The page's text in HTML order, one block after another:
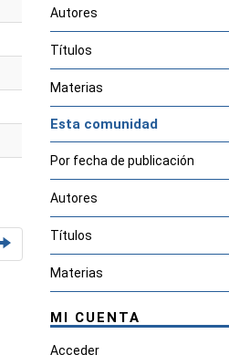
Autores
Títulos
Materias
Esta comunidad
Por fecha de publicación
Autores
Títulos
Materias
MI CUENTA
Acceder